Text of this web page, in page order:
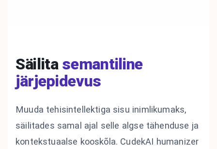
Säilita semantiline
järjepidevus
Muuda tehisintellektiga sisu inimlikumaks,
säilitades samal ajal selle algse tähenduse ja
kontekstuaalse kooskõla. CudekAI humanizer